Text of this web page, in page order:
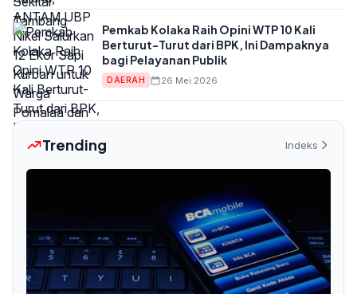
Pemkab Kolaka Raih Opini WTP 10 Kali
Berturut-Turut dari BPK, Ini Dampaknya
bagi Pelayanan Publik
DAERAH 26 Mei 2026
Trending Indeks